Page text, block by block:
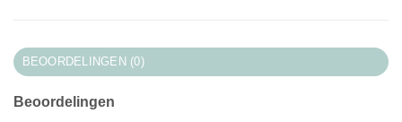
BEOORDELINGEN (0)
Beoordelingen